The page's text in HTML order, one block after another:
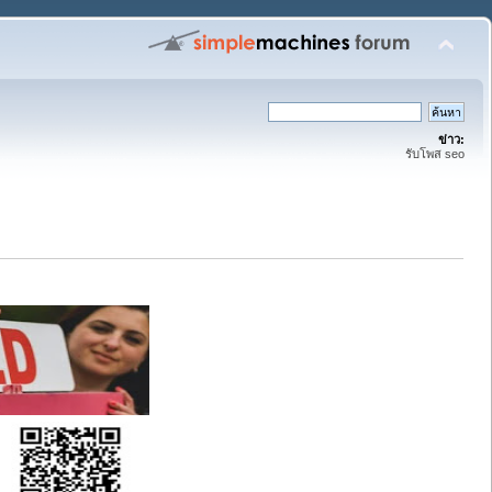
ข่าว:
รับโพส seo